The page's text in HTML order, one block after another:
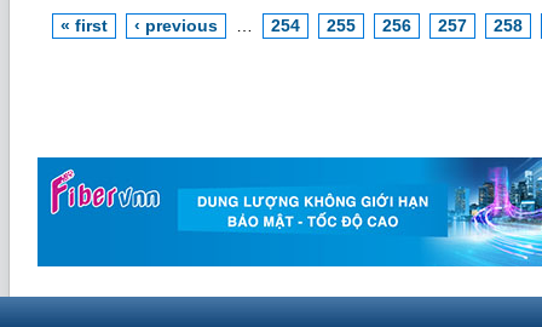
« first ‹ previous 254 255 256 257 258